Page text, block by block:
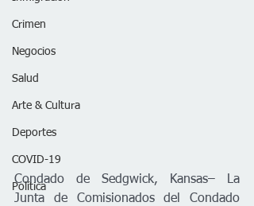
Crimen
Negocios
Salud
Arte & Cultura
Deportes
COVID-19
Política
Condado de Sedgwick, Kansas– La
Junta de Comisionados del Condado